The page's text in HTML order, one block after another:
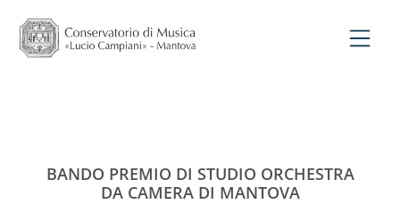
BANDO PREMIO DI STUDIO ORCHESTRA
DA CAMERA DI MANTOVA